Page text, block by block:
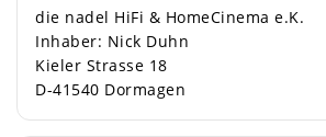
die nadel HiFi & HomeCinema e.K.
Inhaber: Nick Duhn
Kieler Strasse 18
D-41540 Dormagen